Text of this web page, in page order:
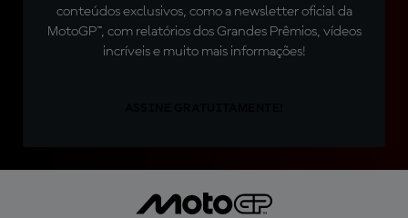
conteúdos exclusivos, como a newsletter oficial da
MotoGP™, com relatórios dos Grandes Prêmios, vídeos
incríveis e muito mais informações!